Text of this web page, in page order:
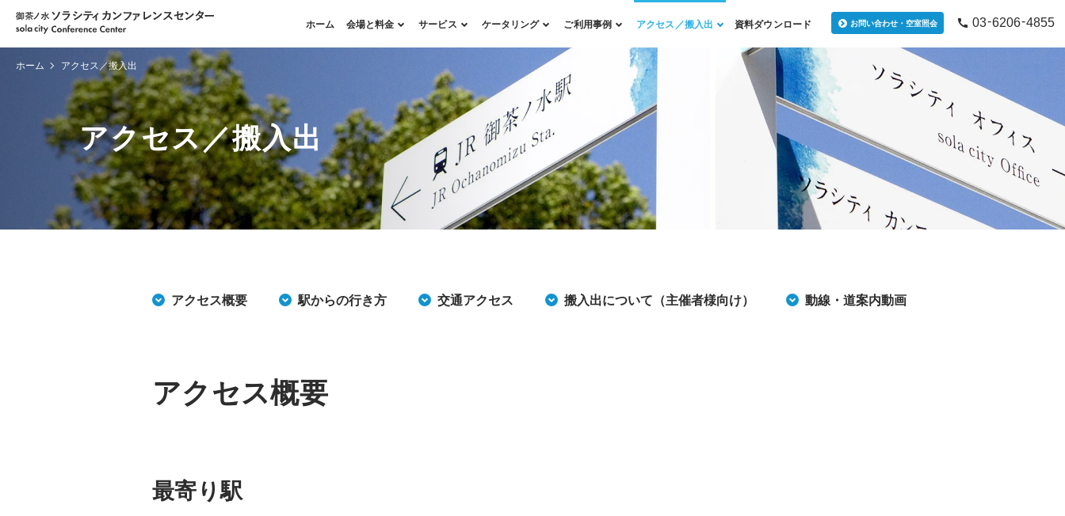
ホーム 会場と料金 サービス ケータリング ご利用事例 アクセス／搬入出 資料ダウンロード お問い合わせ・空室照会 03-6206-4855
ホーム アクセス／搬入出
アクセス／搬入出
アクセス概要 駅からの行き方 交通アクセス 搬入出について（主催者様向け） 動線・道案内動画
アクセス概要
最寄り駅